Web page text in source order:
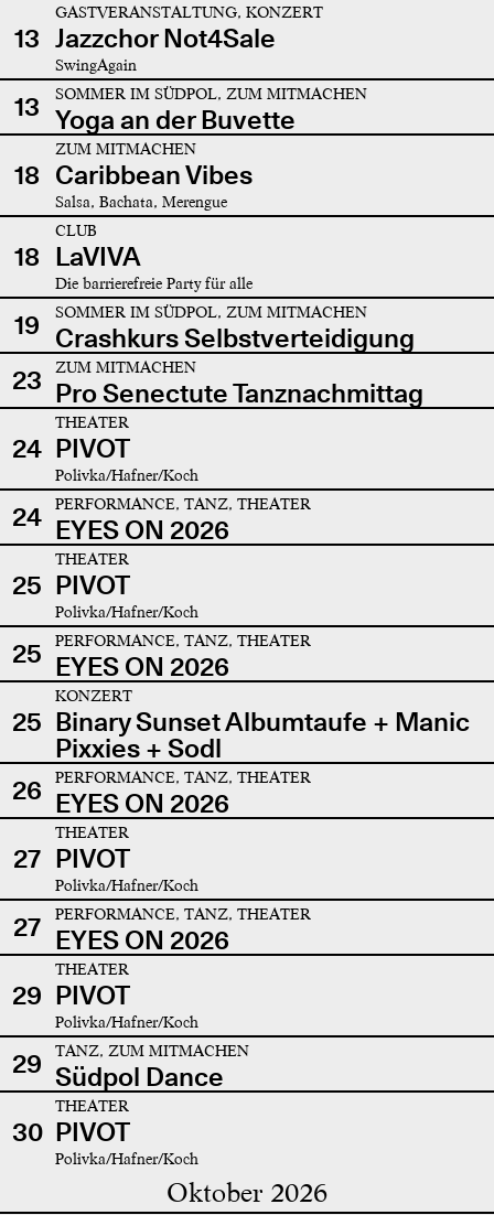
13
GASTVERANSTALTUNG, KONZERT
Jazzchor Not4Sale
SwingAgain
13 SOMMER IM SÜDPOL, ZUM MITMACHEN
Yoga an der Buvette
18
ZUM MITMACHEN
Caribbean Vibes
Salsa, Bachata, Merengue
18
CLUB
LaVIVA
Die barrierefreie Party für alle
19 SOMMER IM SÜDPOL, ZUM MITMACHEN
Crashkurs Selbstverteidigung
23
ZUM MITMACHEN
Pro Senectute Tanznachmittag
24
THEATER
PIVOT
Polivka/Hafner/Koch
24 PERFORMANCE, TANZ, THEATER
EYES ON 2026
25
THEATER
PIVOT
Polivka/Hafner/Koch
25 PERFORMANCE, TANZ, THEATER
EYES ON 2026
25
KONZERT
Binary Sunset Albumtaufe + Manic
Pixxies + Sodl
26
PERFORMANCE, TANZ, THEATER
EYES ON 2026
27
THEATER
PIVOT
Polivka/Hafner/Koch
27 PERFORMANCE, TANZ, THEATER
EYES ON 2026
29
THEATER
PIVOT
Polivka/Hafner/Koch
29 TANZ, ZUM MITMACHEN
Südpol Dance
30
THEATER
PIVOT
Polivka/Hafner/Koch
Oktober 2026